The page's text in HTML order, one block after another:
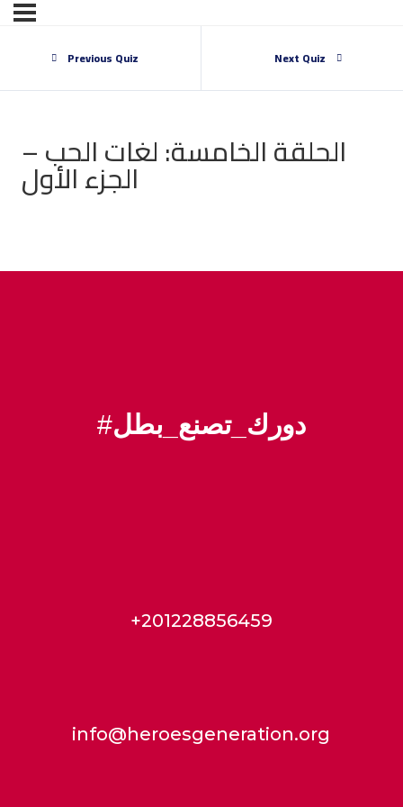
Previous Quiz Next Quiz
الحلقة الخامسة: لغات الحب –
الجزء الأول
#دورك_تصنع_بطل
+201228856459
info@heroesgeneration.org